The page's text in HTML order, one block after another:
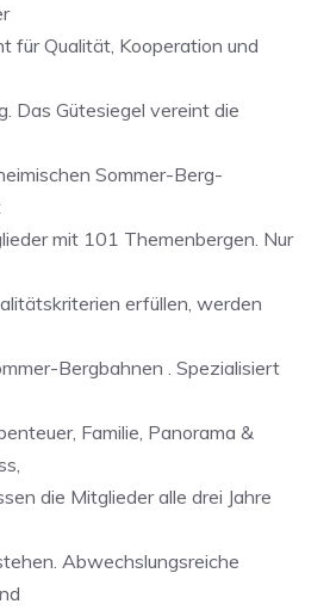
für Qualität, Kooperation und
Das Gütesiegel vereint die
Sommer-Berg-
mit 101 Themenbergen. Nur
erfüllen, werden
Bergbahnen . Spezialisiert
Familie, Panorama &
die Mitglieder alle drei Jahre
Abwechslungsreiche